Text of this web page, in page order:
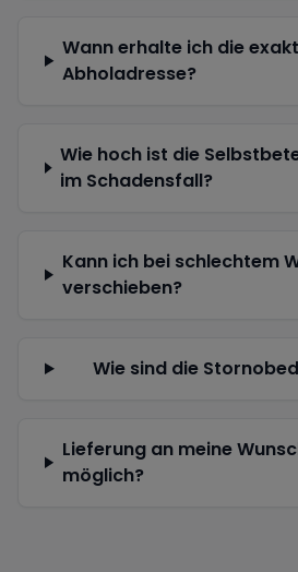
Wann erhalte ich die
Abholadresse?
Wie hoch ist die
im Schadensfall?
Kann ich bei schlechtem
verschieben?
Wie sind die
Lieferung an meine
möglich?